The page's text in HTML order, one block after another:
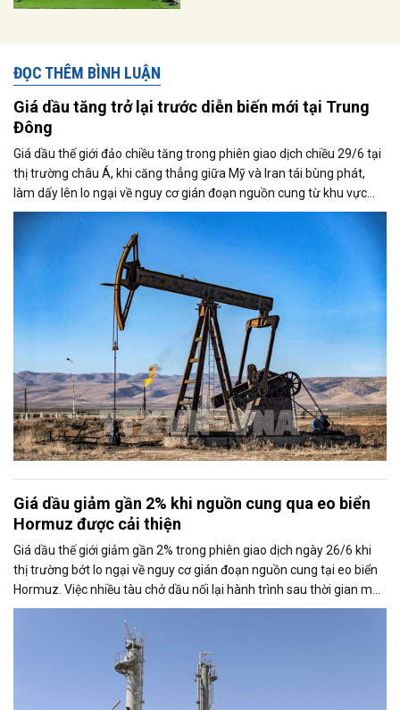
ĐỌC THÊM BÌNH LUẬN
Giá dầu tăng trở lại trước diễn biến mới tại Trung
Đông
Giá dầu thế giới đảo chiều tăng trong phiên giao dịch chiều 29/6 tại
thị trường châu Á, khi căng thẳng giữa Mỹ và Iran tái bùng phát,
làm dấy lên lo ngại về nguy cơ gián đoạn nguồn cung từ khu vực
Trung Đông. Tuy nhiên, triển vọng nối lại đàm phán giữa hai bên đã
phần nào hạn chế đà tăng của thị trường.
Giá dầu giảm gần 2% khi nguồn cung qua eo biển
Hormuz được cải thiện
Giá dầu thế giới giảm gần 2% trong phiên giao dịch ngày 26/6 khi
thị trường bớt lo ngại về nguy cơ gián đoạn nguồn cung tại eo biển
Hormuz. Việc nhiều tàu chở dầu nối lại hành trình sau thời gian mắc
kẹt đã tạo áp lực lên giá, bất chấp những rủi ro địa chính trị tại khu
vực vẫn chưa hoàn toàn chấm dứt.